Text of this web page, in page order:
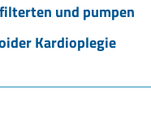
und pumpen
Kardioplegie